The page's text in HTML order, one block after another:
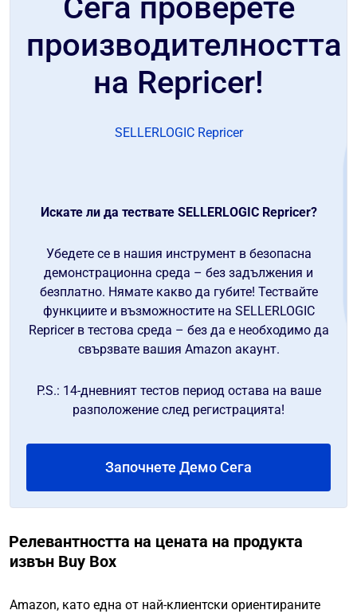
Сега проверете
производителността
на Repricer!
SELLERLOGIC Repricer
Искате ли да тествате SELLERLOGIC Repricer?
Убедете се в нашия инструмент в безопасна
демонстрационна среда – без задължения и
безплатно. Нямате какво да губите! Тествайте
функциите и възможностите на SELLERLOGIC
Repricer в тестова среда – без да е необходимо да
свързвате вашия Amazon акаунт.
P.S.: 14-дневният тестов период остава на ваше
разположение след регистрацията!
Започнете Демо Сега
Релевантността на цената на продукта
извън Buy Box
Amazon, като една от най-клиентски ориентираните